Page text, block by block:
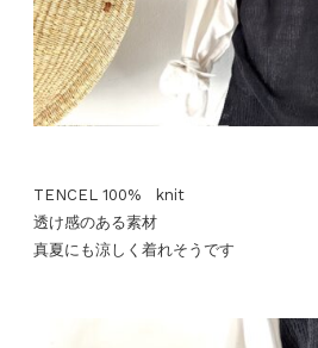
TENCEL 100% knit
透け感のある素材
真夏にも涼しく着れそうです